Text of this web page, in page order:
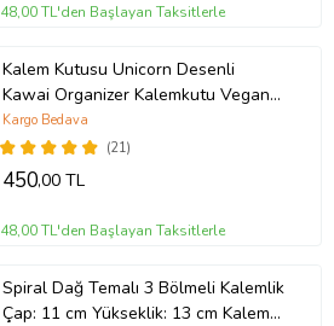
48,00 TL'den Başlayan Taksitlerle
Kalem Kutusu Unicorn Desenli
Kawai Organizer Kalemkutu Vegan
Deri Üç Bölmeli Kalemlik
(21)
Kargo Bedava
450,00 TL
48,00 TL'den Başlayan Taksitlerle
Spiral Dağ Temalı 3 Bölmeli Kalemlik
Çap: 11 cm Yükseklik: 13 cm Kalem